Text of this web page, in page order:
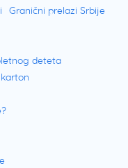
Granični prelazi Srbije
deteta